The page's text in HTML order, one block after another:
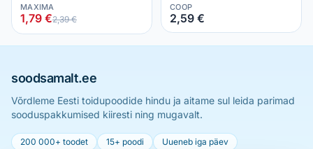
MAXIMA
1,79 €2,39 €
COOP
2,59 €
soodsamalt.ee
Võrdleme Eesti toidupoodide hindu ja aitame sul leida parimad
sooduspakkumised kiiresti ning mugavalt.
200 000+ toodet 15+ poodi Uueneb iga päev